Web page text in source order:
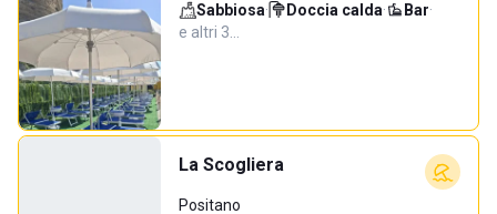
Sabbiosa· Doccia calda· Bar·
e altri 3…
La Scogliera
Positano